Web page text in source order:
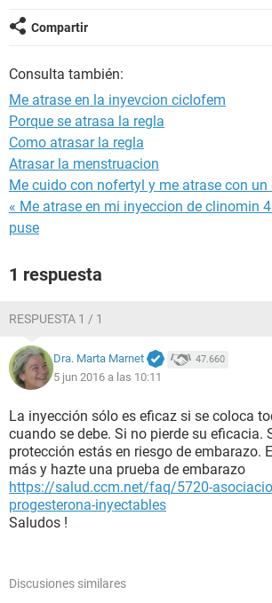
Compartir
Consulta también:
Me atrase en la inyevcion ciclofem
Porque se atrasa la regla
Como atrasar la regla
Atrasar la menstruacion
Me cuido con nofertyl y me atrase con un
« Me atrase en mi inyeccion de clinomin
puse
1 respuesta
RESPUESTA 1 / 1
Dra. Marta Marnet 47.660
5 jun 2016 a las 10:11
La inyección sólo es eficaz si se coloca
cuando se debe. Si no pierde su eficacia.
protección estás en riesgo de embarazo.
más y hazte una prueba de embarazo
https://salud.ccm.net/faq/5720-
progesterona-inyectables
Saludos !
Discusiones similares